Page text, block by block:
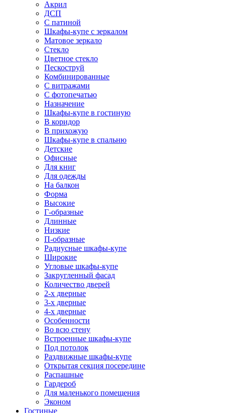
Акрил
ДСП
С патиной
Шкафы-купе с зеркалом
Матовое зеркало
Стекло
Цветное стекло
Пескоструй
Комбинированные
С витражами
С фотопечатью
Назначение
Шкафы-купе в гостиную
В коридор
В прихожую
Шкафы-купе в спальню
Детские
Офисные
Для книг
Для одежды
На балкон
Форма
Высокие
Г-образные
Длинные
Низкие
П-образные
Радиусные шкафы-купе
Широкие
Угловые шкафы-купе
Закругленный фасад
Количество дверей
2-х дверные
3-х дверные
4-х дверные
Особенности
Во всю стену
Встроенные шкафы-купе
Под потолок
Раздвижные шкафы-купе
Открытая секция посередине
Распашные
Гардероб
Для маленького помещения
Эконом
Гостиные